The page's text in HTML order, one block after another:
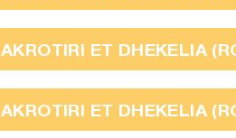
AKROTIRI ET DHEKELIA
AKROTIRI ET DHEKELIA